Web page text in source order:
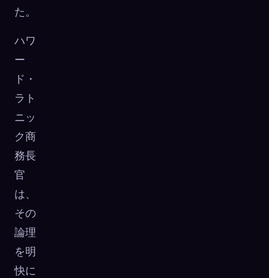
た。
ハワ
ー
ド・
ラト
ニッ
ク商
務長
官
は、
その
論理
を明
快に